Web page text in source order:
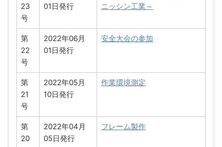
23
号
01日発行
ニッシン工業～
第
22
号
2022年06月
01日発行
安全大会の参加
第
21
号
2022年05月
10日発行
作業環境測定
第
20
2022年04月
05日発行
フレーム製作